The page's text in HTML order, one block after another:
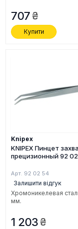
707
Купити
Knipex
KNIPEX Пинцет
прецизионный 92
Арт. 92 02 54
Залишити відгук
Хромоникелевая
мм.
1 203